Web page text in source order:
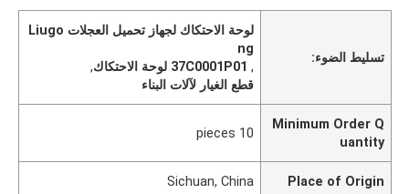
تسليط الضوء:
لوحة الاحتكاك لجهاز تحميل العجلات Liugo
ng
, 37C0001P01 لوحة الاحتكاك
,
قطع الغيار لآلات البناء
Minimum Order Q
uantity
10 pieces
Place of Origin
Sichuan, China